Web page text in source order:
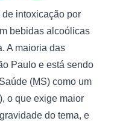
intoxicação por
bebidas alcoólicas
A maioria das
Paulo e está sendo
(MS) como um
o que exige maior
do tema, e